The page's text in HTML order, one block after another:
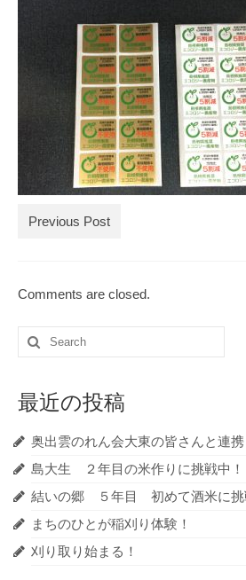
ブログ
ブログ記事の要約一覧
ブログ記事の全記事一覧
お買物
お問合せ
Previous Post
Comments are closed.
Search
for:
最近の投稿
奥出雲のれん会大東の皆さんと連携
島大生 ２年目の米作りに挑戦中！
結いの郷 ５年目 初めて酒米に挑
まちのひとが稲刈り体験！
刈り取り始まる！